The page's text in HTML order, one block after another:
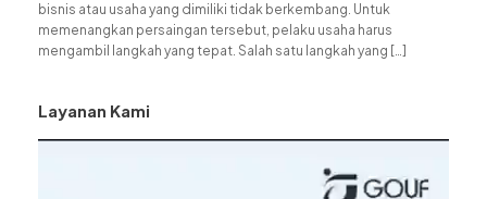
bisnis atau usaha yang dimiliki tidak berkembang. Untuk
memenangkan persaingan tersebut, pelaku usaha harus
mengambil langkah yang tepat. Salah satu langkah yang […]
Layanan Kami